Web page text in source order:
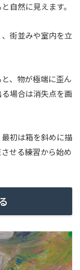
自然に見えます。
街並みや室内を立
、物が極端に歪ん
場合は消失点を画
初は箱を斜めに描
せる練習から始め